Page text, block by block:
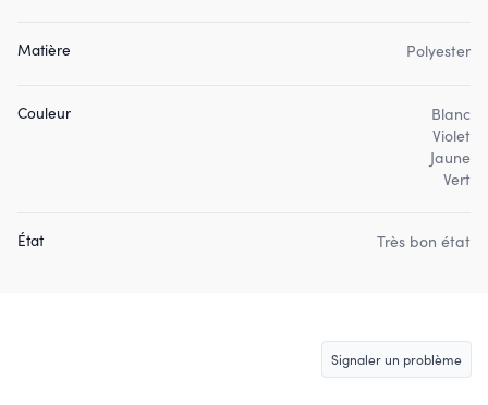
Matière Polyester
Couleur
Blanc
Violet
Jaune
Vert
État Très bon état
Signaler un problème